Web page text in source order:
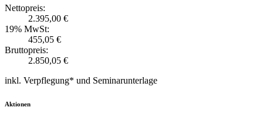
Nettopreis:
2.395,00 €
19% MwSt:
455,05 €
Bruttopreis:
2.850,05 €
inkl. Verpflegung* und Seminarunterlage
Aktionen